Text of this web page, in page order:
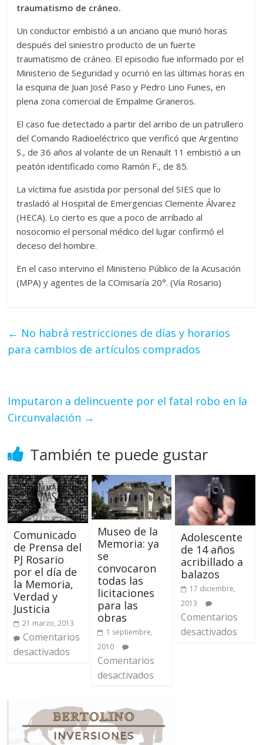
traumatismo de cráneo.
Un conductor embistió a un anciano que murió horas
después del siniestro producto de un fuerte
traumatismo de cráneo. El episodio fue informado por el
Ministerio de Seguridad y ocurrió en las últimas horas en
la esquina de Juan José Paso y Pedro Lino Funes, en
plena zona comercial de Empalme Graneros.
El caso fue detectado a partir del arribo de un patrullero
del Comando Radioeléctrico que verificó que Argentino
S., de 36 años al volante de un Renault 11 embistió a un
peatón identificado como Ramón F., de 85.
La víctima fue asistida por personal del SIES que lo
trasladó al Hospital de Emergencias Clemente Álvarez
(HECA). Lo cierto es que a poco de arribado al
nosocomio el personal médico del lugar confirmó el
deceso del hombre.
En el caso intervino el Ministerio Público de la Acusación
(MPA) y agentes de la COmisaría 20°. (Vía Rosario)
← No habrá restricciones de días y horarios
para cambios de artículos comprados
Imputaron a delincuente por el fatal robo en la
Circunvalación →
También te puede gustar
Comunicado
de Prensa del
PJ Rosario
por el día de
la Memoria,
Verdad y
Justicia
21 marzo, 2013
Comentarios
desactivados
Museo de la
Memoria: ya
se
convocaron
todas las
licitaciones
para las
obras
1 septiembre,
2010
Comentarios
desactivados
Adolescente
de 14 años
acribillado a
balazos
17 diciembre,
2013
Comentarios
desactivados